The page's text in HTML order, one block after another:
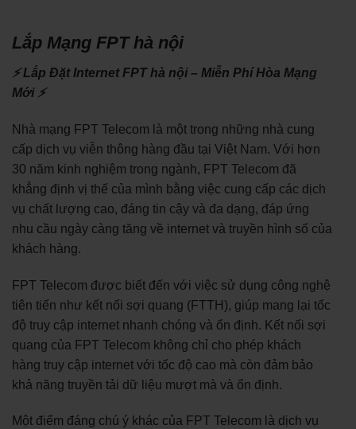
Lắp Mạng FPT hà nội
⚡ Lắp Đặt Internet FPT hà nội – Miễn Phí Hòa Mạng
Mới ⚡
Nhà mạng FPT Telecom là một trong những nhà cung
cấp dịch vụ viễn thông hàng đầu tại Việt Nam. Với hơn
30 năm kinh nghiệm trong ngành, FPT Telecom đã
khẳng định vị thế của mình bằng việc cung cấp các dịch
vụ chất lượng cao, đáng tin cậy và đa dạng, đáp ứng
nhu cầu ngày càng tăng về internet và truyền hình số của
khách hàng.
FPT Telecom được biết đến với việc sử dụng công nghệ
tiên tiến như kết nối sợi quang (FTTH), giúp mang lại tốc
độ truy cập internet nhanh chóng và ổn định. Kết nối sợi
quang của FPT Telecom không chỉ cho phép khách
hàng truy cập internet với tốc độ cao mà còn đảm bảo
khả năng truyền tải dữ liệu mượt mà và ổn định.
Một điểm đáng chú ý khác của FPT Telecom là dịch vụ